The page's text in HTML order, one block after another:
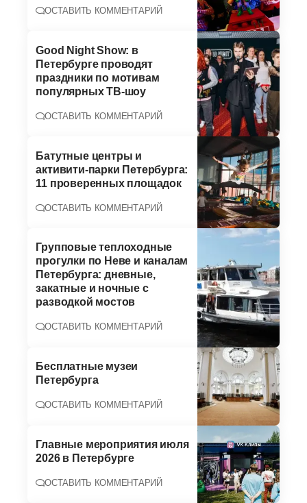
ОСТАВИТЬ КОММЕНТАРИЙ
Good Night Show: в
Петербурге проводят
праздники по мотивам
популярных ТВ-шоу
ОСТАВИТЬ КОММЕНТАРИЙ
Батутные центры и
активити-парки Петербурга:
11 проверенных площадок
ОСТАВИТЬ КОММЕНТАРИЙ
Групповые теплоходные
прогулки по Неве и каналам
Петербурга: дневные,
закатные и ночные с
разводкой мостов
ОСТАВИТЬ КОММЕНТАРИЙ
Бесплатные музеи
Петербурга
ОСТАВИТЬ КОММЕНТАРИЙ
Главные мероприятия июля
2026 в Петербурге
ОСТАВИТЬ КОММЕНТАРИЙ